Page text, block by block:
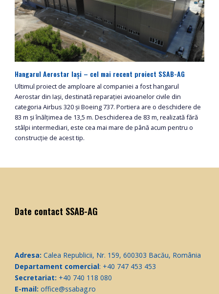
Hangarul Aerostar Iași – cel mai recent proiect SSAB-AG
Ultimul proiect de amploare al companiei a fost hangarul
Aerostar din Iași, destinată reparației avioanelor civile din
categoria Airbus 320 și Boeing 737. Portiera are o deschidere de
83 m și înălțimea de 13,5 m. Deschiderea de 83 m, realizată fără
stâlpi intermediari, este cea mai mare de până acum pentru o
construcție de acest tip.
Date contact SSAB-AG
Adresa: Calea Republicii, Nr. 159, 600303 Bacău, România
Departament comercial: +40 747 453 453
Secretariat: +40 740 118 080
E-mail: office@ssabag.ro